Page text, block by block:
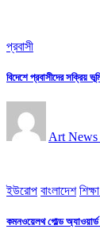
প্রবাসী
বিদেশে প্রবাসীদের সক্রিয়
Art
ইউরোপ বাংলাদেশ
কমনওয়েলথ গোল্ড